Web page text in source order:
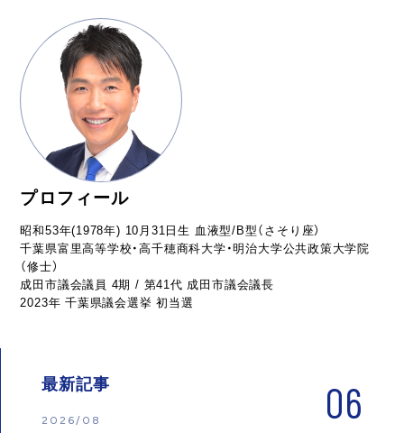
プロフィール
昭和53年(1978年) 10月31日生 血液型/B型（さそり座）
千葉県富里高等学校・高千穂商科大学・明治大学公共政策大学院
（修士）
成田市議会議員 4期 / 第41代 成田市議会議長
2023年 千葉県議会選挙 初当選
最新記事
2026/08 06